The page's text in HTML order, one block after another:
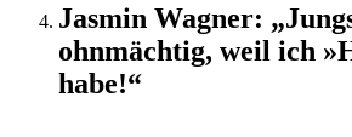
Jasmin Wagner:
ohnmächtig, weil ich
habe!“